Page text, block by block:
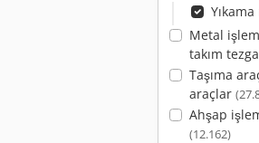
Metal
takım
Taşıma
araçlar
Ahşap
(12.162)